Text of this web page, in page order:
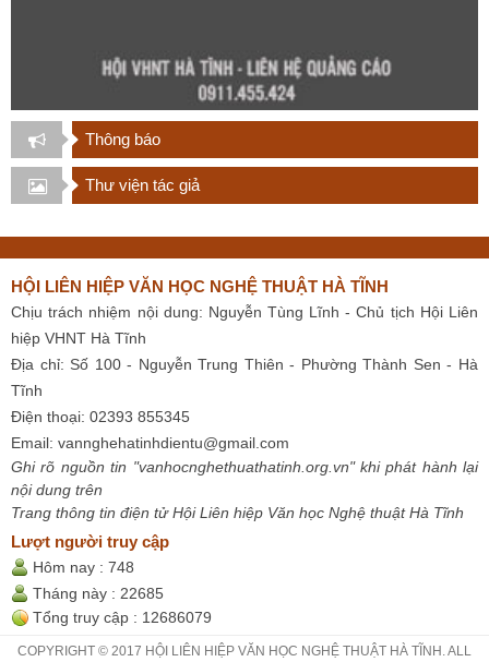
Thông báo
Thư viện tác giả
HỘI LIÊN HIỆP VĂN HỌC NGHỆ THUẬT HÀ TĨNH
Chịu trách nhiệm nội dung: Nguyễn Tùng Lĩnh - Chủ tịch Hội Liên
hiệp VHNT Hà Tĩnh
Địa chỉ: Số 100 - Nguyễn Trung Thiên - Phường Thành Sen - Hà
Tĩnh
Điện thoại: 02393 855345
Email: vannghehatinhdientu@gmail.com
Ghi rõ nguồn tin "vanhocnghethuathatinh.org.vn" khi phát hành lại
nội dung trên
Trang thông tin điện tử Hội Liên hiệp Văn học Nghệ thuật Hà Tĩnh
Lượt người truy cập
Hôm nay : 748
Tháng này : 22685
Tổng truy cập : 12686079
COPYRIGHT © 2017 HỘI LIÊN HIỆP VĂN HỌC NGHỆ THUẬT HÀ TĨNH. ALL